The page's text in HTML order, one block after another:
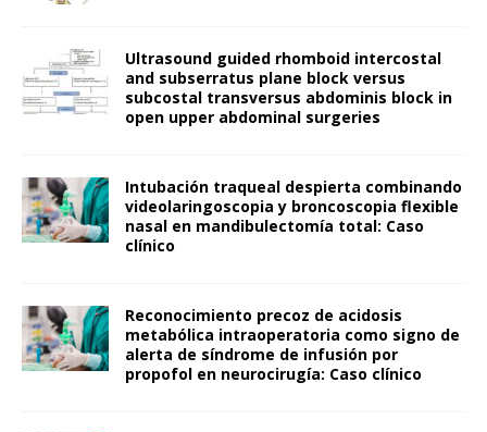
Ultrasound guided rhomboid intercostal
and subserratus plane block versus
subcostal transversus abdominis block in
open upper abdominal surgeries
Intubación traqueal despierta combinando
videolaringoscopia y broncoscopia flexible
nasal en mandibulectomía total: Caso
clínico
Reconocimiento precoz de acidosis
metabólica intraoperatoria como signo de
alerta de síndrome de infusión por
propofol en neurocirugía: Caso clínico